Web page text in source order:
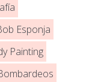
Esponja
Painting